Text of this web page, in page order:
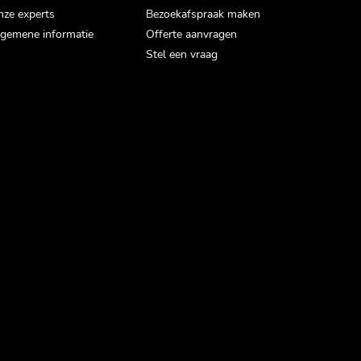
experts
informatie
Bezoekafspraak maken
Offerte aanvragen
Stel een vraag